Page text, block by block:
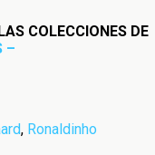
COLECCIONES DE
–
, Ronaldinho